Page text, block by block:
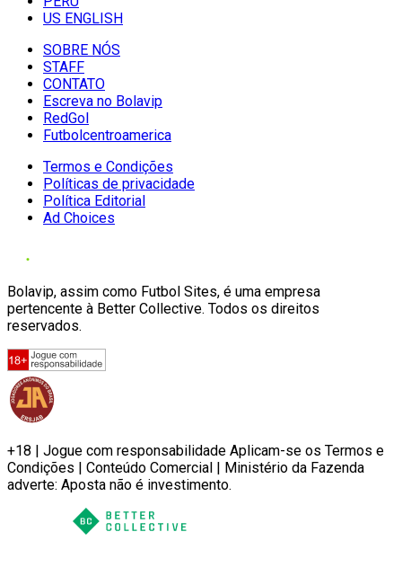
US ENGLISH
SOBRE NÓS
STAFF
CONTATO
Escreva no Bolavip
RedGol
Futbolcentroamerica
Termos e Condições
Políticas de privacidade
Política Editorial
Ad Choices
Bolavip, assim como Futbol Sites, é uma empresa
pertencente à Better Collective. Todos os direitos
reservados.
+18 | Jogue com responsabilidade Aplicam-se os Termos e
Condições | Conteúdo Comercial | Ministério da Fazenda
adverte: Aposta não é investimento.